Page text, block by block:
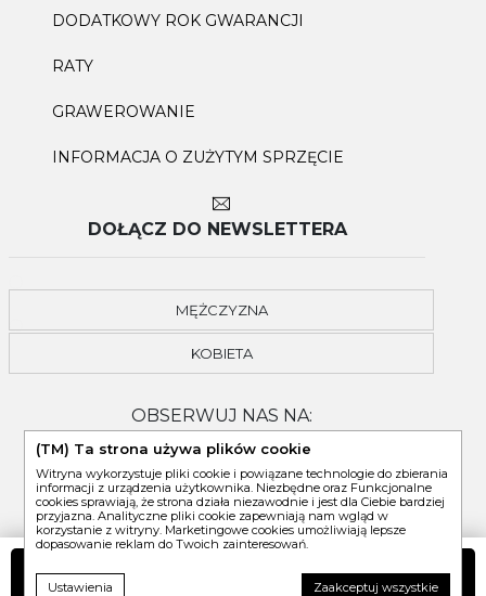
DO KOSZYKA
DODATKOWY ROK GWARANCJI
RATY
GRAWEROWANIE
INFORMACJA O ZUŻYTYM SPRZĘCIE
DOŁĄCZ DO NEWSLETTERA
MĘŻCZYZNA
KOBIETA
OBSERWUJ NAS NA:
(TM) Ta strona używa plików cookie
Witryna wykorzystuje pliki cookie i powiązane technologie do zbierania
informacji z urządzenia użytkownika. Niezbędne oraz Funkcjonalne
cookies sprawiają, że strona działa niezawodnie i jest dla Ciebie bardziej
przyjazna. Analityczne pliki cookie zapewniają nam wgląd w
korzystanie z witryny. Marketingowe cookies umożliwiają lepsze
dopasowanie reklam do Twoich zainteresowań.
Ustawienia Zaakceptuj wszystkie